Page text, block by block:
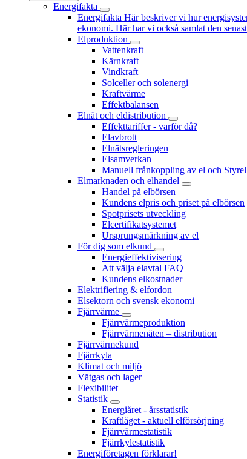
Energifakta
Energifakta Här beskriver vi hur
ekonomi. Här har vi också samlat den
Elproduktion
Vattenkraft
Kärnkraft
Vindkraft
Solceller och solenergi
Kraftvärme
Effektbalansen
Elnät och eldistribution
Effekttariffer - varför då?
Elavbrott
Elnätsregleringen
Elsamverkan
Manuell frånkoppling av el och Styrel
Elmarknaden och elhandel
Handel på elbörsen
Kundens elpris och priset på elbörsen
Spotprisets utveckling
Elcertifikatsystemet
Ursprungsmärkning av el
För dig som elkund
Energieffektivisering
Att välja elavtal FAQ
Kundens elkostnader
Elektrifiering & elfordon
Elsektorn och svensk ekonomi
Fjärrvärme
Fjärrvärmeproduktion
Fjärrvärmenäten – distribution
Fjärrvärmekund
Fjärrkyla
Klimat och miljö
Vätgas och lager
Flexibilitet
Statistik
Energiåret - årsstatistik
Kraftläget - aktuell elförsörjning
Fjärrvärmestatistik
Fjärrkylestatistik
Energiföretagen förklarar!